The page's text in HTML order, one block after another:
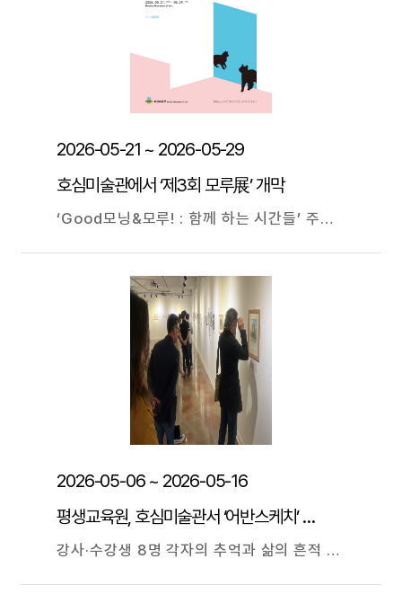
2026-05-21 ~ 2026-05-29
호심미술관에서 ‘제3회 모루展’ 개막
‘Good모닝&모루! : 함께 하는 시간들’ 주제 29일까지 패션주얼리디자인 전공 대학원 동문, 교수 18명 참여 광주대학교에는 자신이 이 집의 주인이라고 믿는 작은 존재들이 살아간다. 우당탕탕 투닥거리다가도 어느 순간 조용히 서로의 곁에 누워 시간을 보내는 고양이들, 그리고 그 곁에서 사료를 채우고 문을 열어주며 작은 하루를 함께 나누는 집사들. 그렇게 서로의 일상에 스며든 시간들은 단순한 돌봄을 넘어 삶의 한 부분이 되어가고 있다. 패션주얼리디자인학과 구성원들이 함께 돌보고 있는 고양이 ‘모루’와 ‘모닝’이로부터 시작된 따뜻한 이야기들을 바탕으로, 반려동물과 사람이 함께 살아가는 시간, 삶의 의미를 풀어낸 모루展이 21일 교내 호심미술관에서 개막돼 29일까지 계속된다. ‘모루회’ 주최로 올해로 3회째를 맞은 이번 전시는 반려동물과 함께하는 평범한 하루 속 감정과 기억, 위로와 교감을 디자인 작품으로 표현하며 공감의 메시지를 전한다. 전시에는 패션주얼리디자인 전공 대학원 동문 8명, 교수 10명이 참여했다. 금속공예, 주얼리, 시각디자인 등 다양한 장르를 아우르는 총 19점의 작품을 통해 각자의 개성과 폭넓은 예술적 스펙트럼을 선보인다.
2026-05-06 ~ 2026-05-16
평생교육원, 호심미술관서 ‘어반스케치’ 전시
강사·수강생 8명 각자의 추억과 삶의 흔적 담은 30여 점 16일까지 선봬 광주대학교(총장 김동진) 평생교육원 어반스케치 수강생들이 우리가 살아가는 공간에 대한 기억과 애정을 담아낸 작품들을 한자리에서 선보인다. 6일 개막돼 오는 16일까지 광주대 극기관 1층 호심미술관에서 계속될 이번 전시에는 강사와 수강생 8명이 참여했다. 이들이 내놓은 30여 점의 전시작은 풍경에 대한 묘사를 넘어, 각자가 살아온 시간과 감성이 깃든 ‘바로 그 장소’를 표현하고 있다. 수강생들은 바쁜 일상에서도 시간을 쪼개어 그림을 그려왔으며, 그 과정에서 느낀 창작의 즐거움과 치유의 순간들을 작품에 고스란히 담아냈다. 한점, 한 점의 작품들은 개인의 추억이자, 우리 모두의 삶을 기록하는 소중한 흔적이 된다. 특히 도시의 변화와 개발로 인해 익숙했던 공간이 사라지더라도, 그림으로 남겨진 기억은 오래도록 간직된다. 어반스케치는 취미라는 삶의 활력소를 공급하면서도, 우리가 살아가는 공간을 기록하고 사랑하는 또 하나의 방법임을 이번 전시를 통해 보여주고 있다. 한편 광주대 평생교육원의 어반스케치 강좌는 그림에 관심 있는 누구나 참여할 수 있으며, 매주 화요일 저녁 7시부터 1시간 30분 동안 호심관 평생교육원 실습실에서 진행된다.